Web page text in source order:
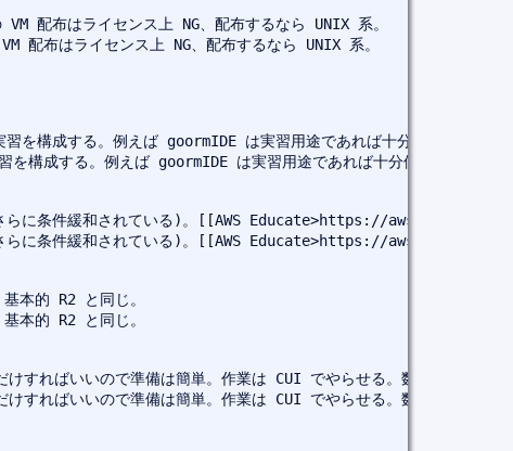
配布はライセンス上 NG、配布するなら UNIX 系。
配布はライセンス上 NG、配布するなら UNIX 系。
成する。例えば goormIDE は実習用途であれば十分使えそう。
する。例えば goormIDE は実習用途であれば十分使えそう。
さらに条件緩和されている)。[[AWS Educate>https://
さらに条件緩和されている)。[[AWS Educate>https://
本的 R2 と同じ。
本的 R2 と同じ。
ればいいので準備は簡単。作業は CUI でやらせる。数十人ログイ
ればいいので準備は簡単。作業は CUI でやらせる。数十人ログイ